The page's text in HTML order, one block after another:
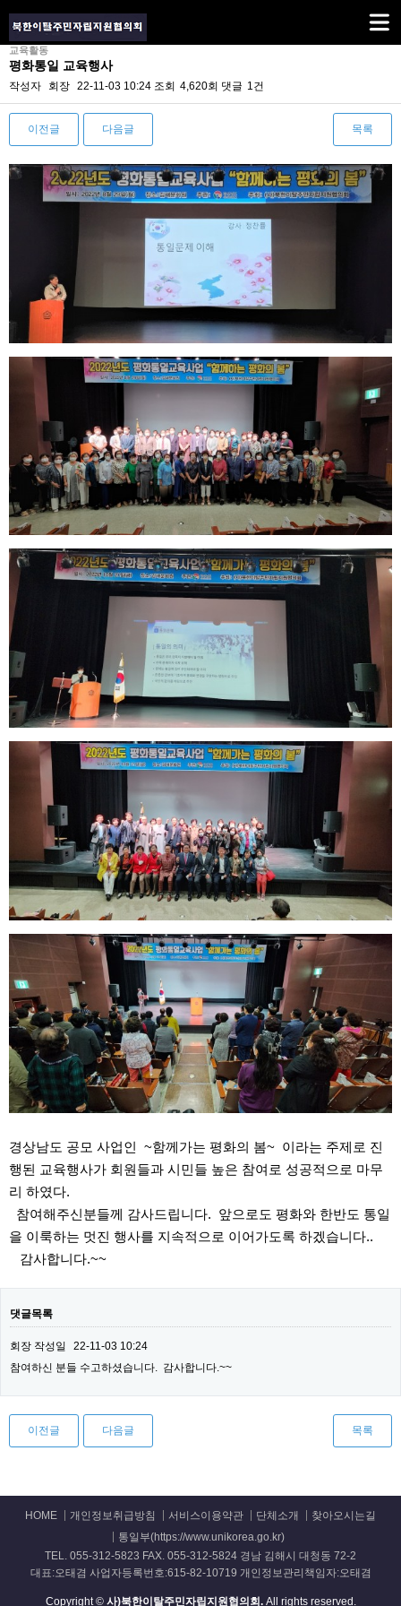
교육활동
평화통일 교육행사
작성자 회장 22-11-03 10:24 조회 4,620회 댓글 1건
이전글 다음글 목록
본문
경상남도 공모 사업인 ~함께가는 평화의 봄~ 이라는 주제로 진
행된 교육행사가 회원들과 시민들 높은 참여로 성공적으로 마무
리 하였다.
참여해주신분들께 감사드립니다. 앞으로도 평화와 한반도 통일
을 이룩하는 멋진 행사를 지속적으로 이어가도록 하겠습니다..
감사합니다.~~
댓글목록
회장 작성일
22-11-03 10:24
참여하신 분들 수고하셨습니다. 감사합니다.~~
이전글 다음글 목록
HOME 개인정보취급방침 서비스이용약관 단체소개
찾아오시는길
통일부(https://www.unikorea.go.kr)
TEL. 055-312-5823 FAX. 055-312-5824 경남 김해시 대청동 72-2
대표:오태겸 사업자등록번호:615-82-10719 개인정보관리책임자:오태겸
Copyright © 사)북한이탈주민자립지원협의회.All rights reserved.